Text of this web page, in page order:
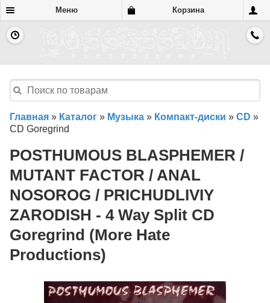
Меню Корзина
Главная » Каталог » Музыка » Компакт-диски » CD »
CD Goregrind
POSTHUMOUS BLASPHEMER /
MUTANT FACTOR / ANAL
NOSOROG / PRICHUDLIVIY
ZARODISH - 4 Way Split CD
Goregrind (More Hate
Productions)